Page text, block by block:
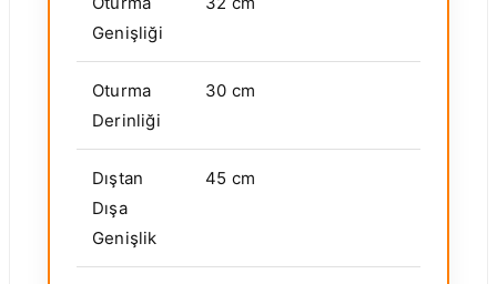
Genişliği
Oturma
Derinliği
30 cm
Dıştan
Dışa
Genişlik
45 cm